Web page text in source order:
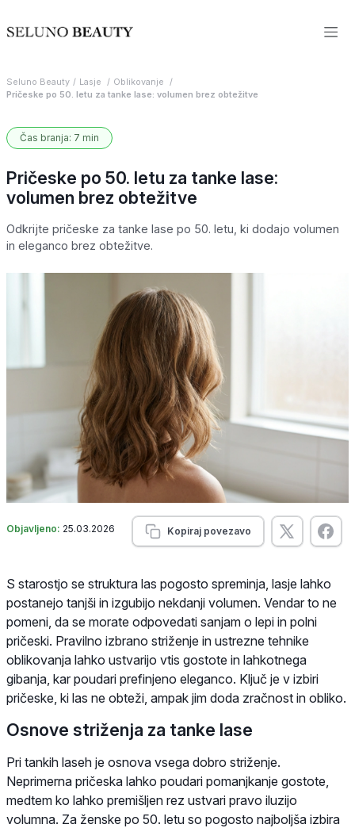
Seluno Beauty Lasje
Oblikovanje
Pričeske po 50. letu za tanke lase: volumen brez obtežitve
Čas branja: 7 min
Pričeske po 50. letu za tanke lase:
volumen brez obtežitve
Odkrijte pričeske za tanke lase po 50. letu, ki dodajo volumen
in eleganco brez obtežitve.
Objavljeno: 25.03.2026 Kopiraj povezavo
S starostjo se struktura las pogosto spreminja, lasje lahko
postanejo tanjši in izgubijo nekdanji volumen. Vendar to ne
pomeni, da se morate odpovedati sanjam o lepi in polni
pričeski. Pravilno izbrano striženje in ustrezne tehnike
oblikovanja lahko ustvarijo vtis gostote in lahkotnega
gibanja, kar poudari prefinjeno eleganco. Ključ je v izbiri
pričeske, ki las ne obteži, ampak jim doda zračnost in obliko.
Osnove striženja za tanke lase
Pri tankih laseh je osnova vsega dobro striženje.
Neprimerna pričeska lahko poudari pomanjkanje gostote,
medtem ko lahko premišljen rez ustvari pravo iluzijo
volumna. Za ženske po 50. letu so pogosto najboljša izbira